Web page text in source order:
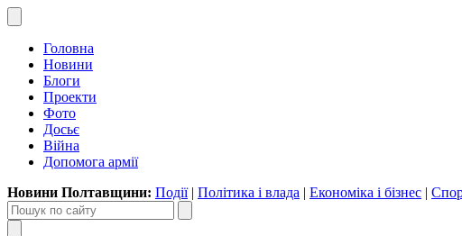
Головна
Новини
Блоги
Проекти
Фото
Досьє
Війна
Допомога армії
Новини Полтавщини: Події| Політика і влада | Економіка і бізнес |